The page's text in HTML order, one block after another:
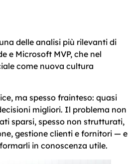
delle analisi più rilevanti di
e Microsoft MVP, che nel
come nuova cultura
ma spesso frainteso: quasi
migliori. Il problema non
sparsi, spesso non strutturati,
gestione clienti e fornitori — e
in conoscenza utile.